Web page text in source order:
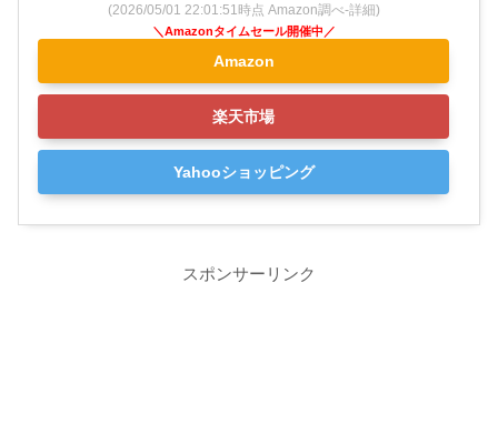
(2026/05/01 22:01:51時点 Amazon調べ-詳細)
Amazon
楽天市場
Yahooショッピング
スポンサーリンク